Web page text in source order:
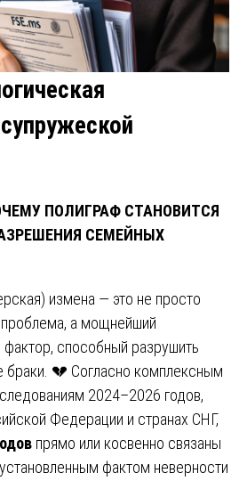
ПОЛИГРАФ СТАНОВИТСЯ
СЕМЕЙНЫХ
измена — это не просто
а мощнейший
способный разрушить
💔 Согласно комплексным
2024–2026 годов,
Федерации и странах СНГ,
прямо или косвенно связаны
фактом неверности